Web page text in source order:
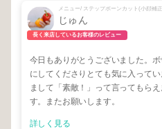
メニュー/ ステップボーンカット(小顔補
じゅん
長く来店しているお客様のレビュー
今日もありがとうございました。
にしてくださりとても気に入って
まして「素敵！」って言ってもら
す。またお願いします。
詳しく見る